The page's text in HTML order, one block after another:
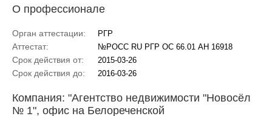
О профессионале
Орган аттестации: РГР
Аттестат: №РОСС RU РГР ОС 66.01 АН 16918
Срок действия от: 2015-03-26
Срок действия до: 2016-03-26
Компания: "Агентство недвижимости "Новосёл
№ 1", офис на Белореченской